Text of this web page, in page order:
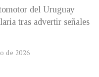
del Uruguay
tras advertir señales
de 2026